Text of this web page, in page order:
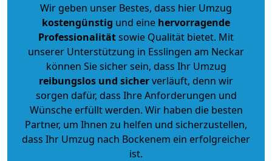
Wir geben unser Bestes, dass hier Umzug
kostengünstig und eine hervorragende
Professionalitätsowie Qualität bietet. Mit
unserer Unterstützung in Esslingen am Neckar
können Sie sicher sein, dass Ihr Umzug
reibungslos und sicherverläuft, denn wir
sorgen dafür, dass Ihre Anforderungen und
Wünsche erfüllt werden. Wir haben die besten
Partner, um Ihnen zu helfen und sicherzustellen,
dass Ihr Umzug nach Bockenem ein erfolgreicher
ist.